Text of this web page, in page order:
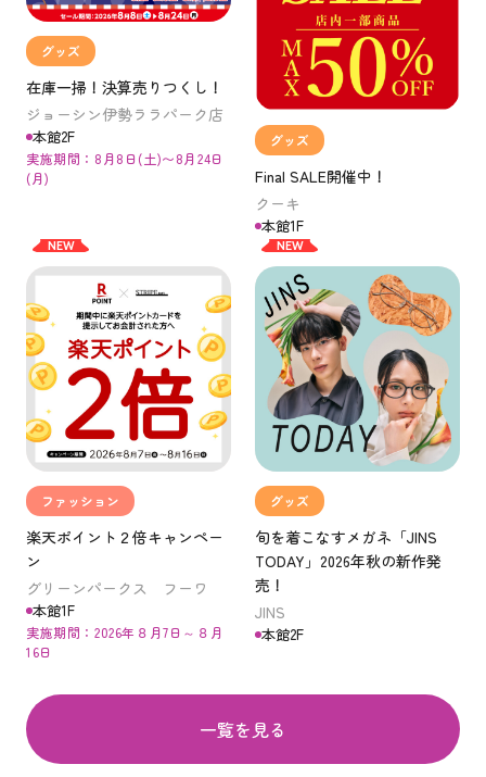
グッズ
在庫一掃！決算売りつくし！
ジョーシン伊勢ララパーク店
本館2F
実施期間：8月8日(土)〜8月24日
(月)
グッズ
Final SALE開催中！
クーキ
本館1F
NEW
ファッション
楽天ポイント２倍キャンペー
ン
グリーンパークス フーワ
本館1F
実施期間：2026年８月7日～８月
16日
NEW
グッズ
旬を着こなすメガネ「JINS
TODAY」2026年秋の新作発
売！
JINS
本館2F
一覧を見る